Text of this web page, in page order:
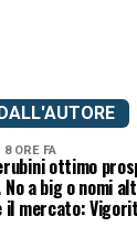
DALL'AUTORE
8 ORE FA
ottimo
a big o nomi
il mercato: